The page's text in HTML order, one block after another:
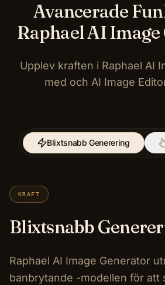
Avancerade
Raphael AI
Upplev kraften i Raphael AI
med och AI Image
Blixtsnabb Generering
KRAFT
Blixtsnabb
Raphael AI Image Generator
banbrytande -modellen för att